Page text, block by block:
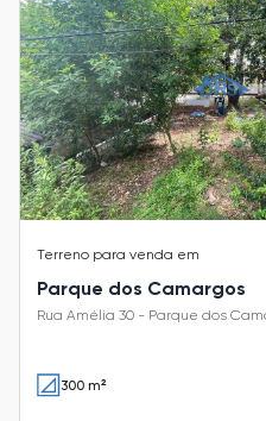
Terreno para venda em
Parque dos Camargos
Rua Amélia 30 - Parque dos
300 m²